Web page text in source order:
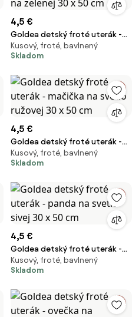
4,5 €
Goldea detský froté uterák -
ježko s jabĺčkom na zelenej 30 x
50 cm
Kusový, froté, bavlnený
Skladom
4,5 €
Goldea detský froté uterák -
mačička na svetlo ružovej 30 x
50 cm
Kusový, froté, bavlnený
Skladom
4,5 €
Goldea detský froté uterák -
panda na svetlo sivej 30 x 50
cm
Kusový, froté, bavlnený
Skladom